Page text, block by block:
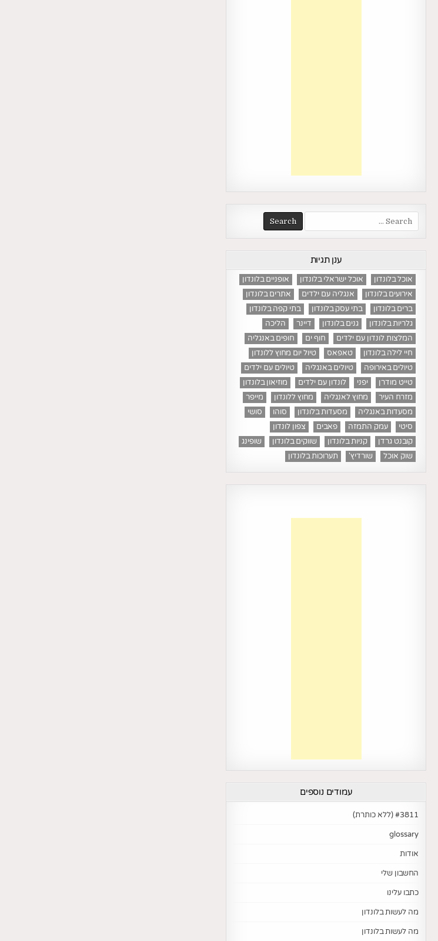
Search
for:
ענן תגיות
אוכל בלונדון אוכל ישראלי בלונדון
אופניים בלונדון
אירועים בלונדון
אנגליה עם ילדים
אתרים בלונדון
ברים בלונדון
בתי עסק בלונדון
בתי קפה בלונדון
גלריות בלונדון
גנים בלונדון דיינר
הליכה
המלצות לונדון עם ילדים
חוף ים
חופים באנגליה
חיי לילה בלונדון
טאפאס
טיול יום מחוץ ללונדון
טיולים באירופה
טיולים באנגליה
טיולים עם ילדים
טייט מודרן
יפני לונדון עם ילדים
מוזיאון בלונדון
מזרח העיר
מחוץ לאנגליה מחוץ ללונדון
מייפר
מסעדות באנגליה
מסעדות בלונדון סוהו
סושי
סיטי
עמק התמזה פאבים
צפון לונדון
קובנט גרדן
קניות בלונדון שווקים בלונדון
שופינג
שוק אוכל
שורדיץ' תערוכות בלונדון
עמודים נוספים
#3811 (ללא כותרת)
glossary
אודות
החשבון שלי
כתבו עלינו
מה לעשות בלונדון
מה לעשות בלונדון